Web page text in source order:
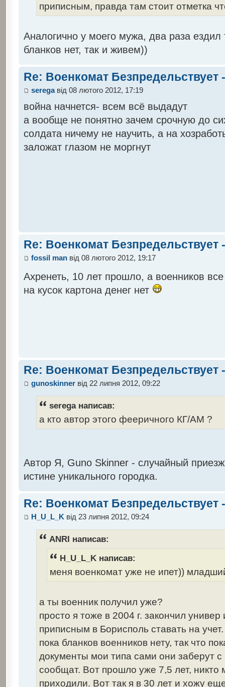
приписным, правда там стоит отметка
Аналогично у моего мужа, два раза ездил
бланков нет, так и живем))
Re: Военкомат Безпредельствует
seregaвід 08 лютого 2012, 17:19
война начнется- всем всё выдадут
а вообще не понятно зачем срочную до
солдата ничему не научить, а на
заложат глазом не моргнут
Re: Военкомат Безпредельствует
fossil manвід 08 лютого 2012, 19:17
Ахренеть, 10 лет прошло, а военников
на кусок картона денег нет
Re: Военкомат Безпредельствует
gunoskinnerвід 22 липня 2012, 09:22
serega написав:
а кто автор этого фееричного КГ/АМ ?
Автор Я, Guno Skinner - случайный
истине уникального городка.
Re: Военкомат Безпредельствует
H_U_L_K від 23 липня 2012, 09:24
ANRI написав:
H_U_L_K написав:
меня военкомат уже не ипет))
а ты военник получил уже?
просто я тоже в 2004 г. закончил
приписным в Борисполь ставать на
пока бланков военников нету, так что
документы мои типа сами они заберут
сообщат. Вот прошло уже 7,5 лет, никто
приходили. Вот так я в 30 лет и хожу